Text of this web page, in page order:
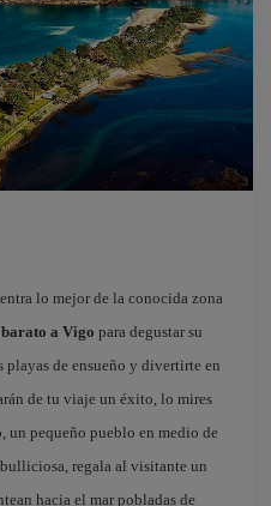
lo mejor de la conocida zona
a Vigo para degustar su
playas de ensueño y divertirte en
de tu viaje un éxito, lo mires
un pequeño pueblo en medio de
regala al visitante un
hacia el mar pobladas de